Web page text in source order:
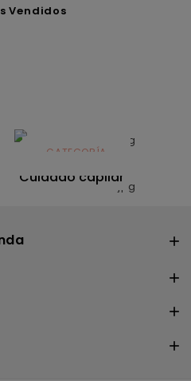
Vendidos
CATEGORÍA
Solares
Cuidado capilar



